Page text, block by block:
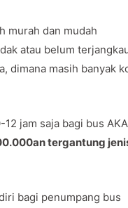
murah dan mudah
atau belum
dimana masih banyak
jam saja bagi bus
tergantung
bagi penumpang bus